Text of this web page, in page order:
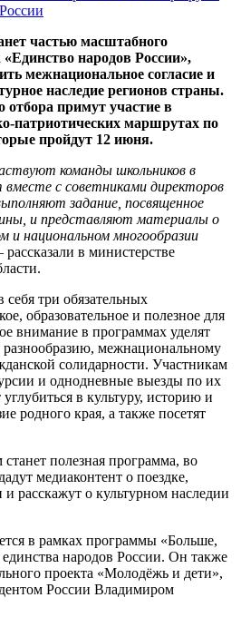
частью масштабного
«Единство народов России»,
межнациональное согласие и
наследие регионов страны.
отбора примут участие в
патриотических маршрутах по
пройдут 12 июня.
команды школьников в
с советниками директоров
задание, посвященное
и представляют материалы о
и национальном многообразии
в министерстве
три обязательных
образовательное и полезное для
внимание в программах уделят
межнациональному
солидарности. Участникам
и однодневные выезды по их
в культуру, историю и
родного края, а также посетят
полезная программа, во
медиаконтент о поездке,
и расскажут о культурном наследии
в рамках программы «Больше,
народов России. Он также
проекта «Молодёжь и дети»,
России Владимиром